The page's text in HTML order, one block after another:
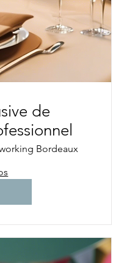
de
Bordeaux